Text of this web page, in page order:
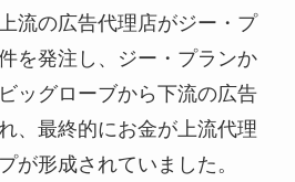
流の広告代理店がジー・プ
を発注し、ジー・プランか
ッグローブから下流の広告
、最終的にお金が上流代理
が形成されていました。